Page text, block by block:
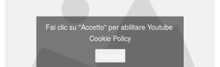
Fai clic su "Accetto" per abilitare Youtube
Cookie Policy